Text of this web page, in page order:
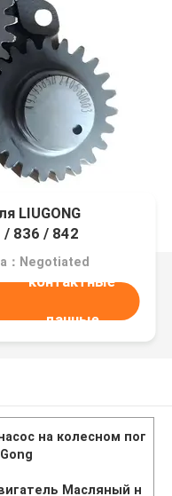
LIUGONG
/ 836 / 842
910E / 915D
：Negotiated
контактные
данные
на колесном пог
Масляный н